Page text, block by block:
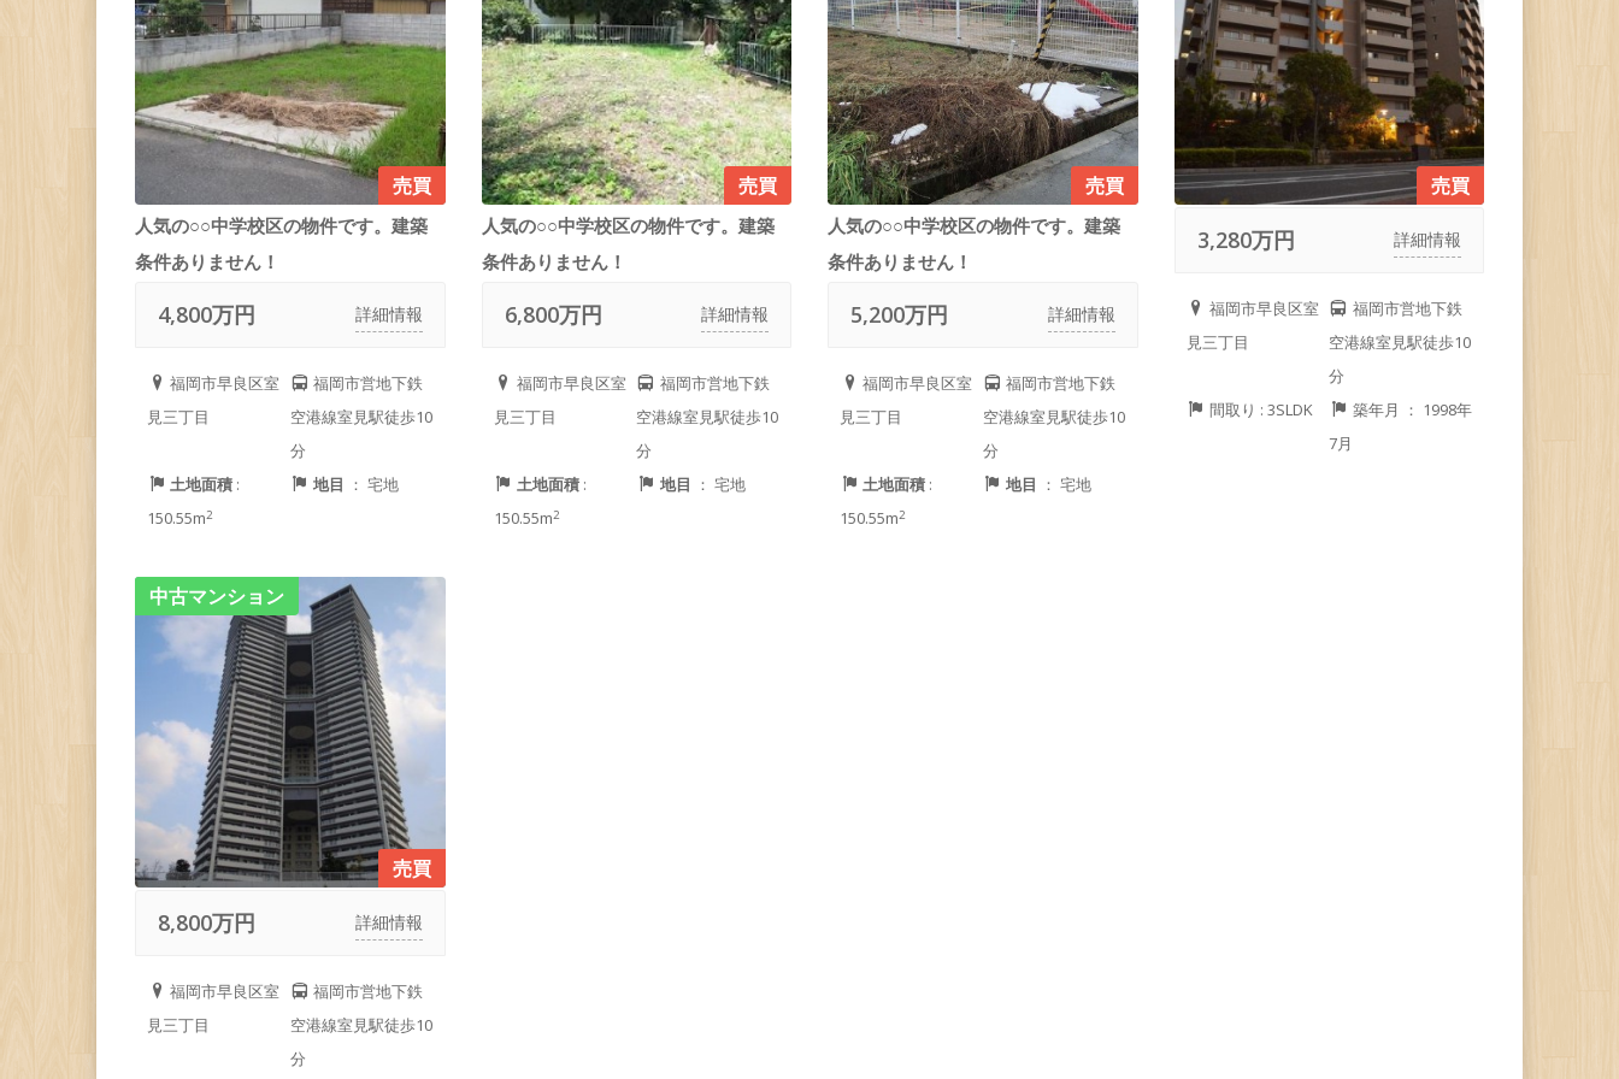
売買
人気の○○中学校区の物件です。建築
条件ありません！
詳細情報
4,800万円
福岡市早良区室
見三丁目
福岡市営地下鉄
空港線室見駅徒歩10
分
土地面積 :
150.55m2
地目 ： 宅地
売買
人気の○○中学校区の物件です。建築
条件ありません！
詳細情報
6,800万円
福岡市早良区室
見三丁目
福岡市営地下鉄
空港線室見駅徒歩10
分
土地面積:
150.55m2
地目 ： 宅地
売買
人気の○○中学校区の物件です。建築
条件ありません！
詳細情報
5,200万円
福岡市早良区室
見三丁目
福岡市営地下鉄
空港線室見駅徒歩10
分
土地面積 :
150.55m2
地目 ： 宅地
売買
詳細情報
3,280万円
福岡市早良区室
見三丁目
福岡市営地下鉄
空港線室見駅徒歩10
分
間取り : 3SLDK
築年月 ： 1998年
7月
中古マンション
売買
詳細情報
8,800万円
福岡市早良区室
見三丁目
福岡市営地下鉄
空港線室見駅徒歩10
分